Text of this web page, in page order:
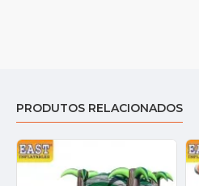
PRODUTOS RELACIONADOS